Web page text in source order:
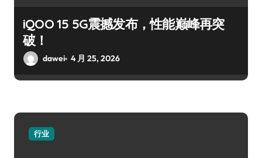
iQOO 15 5G震撼发布，性能巅峰再突
破！
dawei 4 月 25, 2026
行业